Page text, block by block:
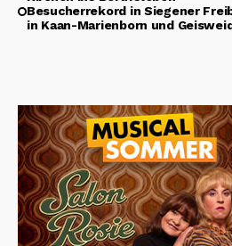
Besucherrekord in Siegener
in Kaan-Marienborn und